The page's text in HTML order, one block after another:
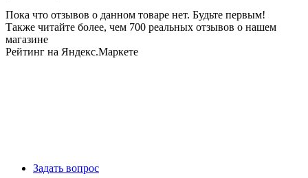
Пока что отзывов о данном товаре нет. Будьте первым!
Также читайте более, чем 700 реальных отзывов о нашем
магазине
Рейтинг на Яндекс.Маркете
Задать вопрос